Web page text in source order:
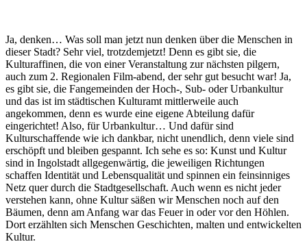
Ja, denken… Was soll man jetzt nun denken über die Menschen in
dieser Stadt? Sehr viel, trotzdemjetzt! Denn es gibt sie, die
Kulturaffinen, die von einer Veranstaltung zur nächsten pilgern,
auch zum 2. Regionalen Film-abend, der sehr gut besucht war! Ja,
es gibt sie, die Fangemeinden der Hoch-, Sub- oder Urbankultur
und das ist im städtischen Kulturamt mittlerweile auch
angekommen, denn es wurde eine eigene Abteilung dafür
eingerichtet! Also, für Urbankultur… Und dafür sind
Kulturschaffende wie ich dankbar, nicht unendlich, denn viele sind
erschöpft und bleiben gespannt. Ich sehe es so: Kunst und Kultur
sind in Ingolstadt allgegenwärtig, die jeweiligen Richtungen
schaffen Identität und Lebensqualität und spinnen ein feinsinniges
Netz quer durch die Stadtgesellschaft. Auch wenn es nicht jeder
verstehen kann, ohne Kultur säßen wir Menschen noch auf den
Bäumen, denn am Anfang war das Feuer in oder vor den Höhlen.
Dort erzählten sich Menschen Geschichten, malten und entwickelten
Kultur.